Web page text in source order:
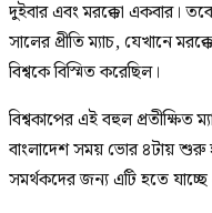
দুইবার এবং মরক্কো একবার।
সালের প্রীতি ম্যাচ, যেখানে
বিশ্বকে বিস্মিত করেছিল।
বিশ্বকাপের এই বহুল প্রতীক্ষিত
বাংলাদেশ সময় ভোর ৪টায় শুরু
সমর্থকদের জন্য এটি হতে যাচ্ছে